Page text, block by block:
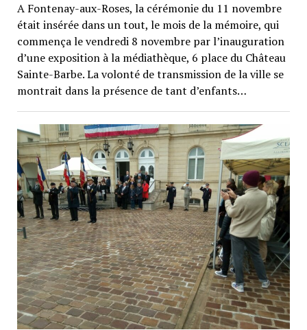
A Fontenay-aux-Roses, la cérémonie du 11 novembre
était insérée dans un tout, le mois de la mémoire, qui
commença le vendredi 8 novembre par l’inauguration
d’une exposition à la médiathèque, 6 place du Château
Sainte-Barbe. La volonté de transmission de la ville se
montrait dans la présence de tant d’enfants…